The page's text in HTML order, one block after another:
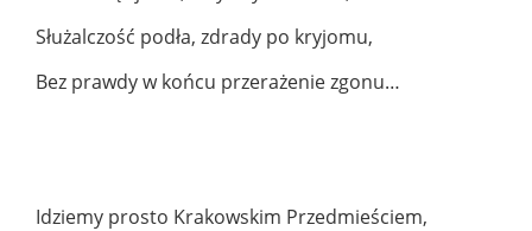
Służalczość podła, zdrady po kryjomu,
Bez prawdy w końcu przerażenie zgonu…
Idziemy prosto Krakowskim Przedmieściem,